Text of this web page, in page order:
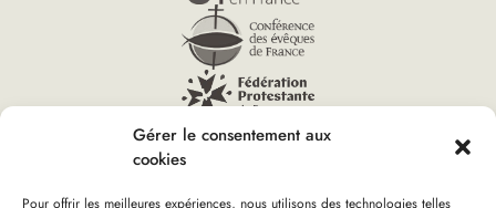
Gérer le consentement aux
cookies
Pour offrir les meilleures expériences, nous utilisons des technologies telles